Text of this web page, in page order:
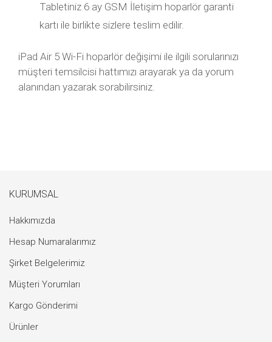
Tabletiniz 6 ay GSM İletişim hoparlör garanti
kartı ile birlikte sizlere teslim edilir.
iPad Air 5 Wi-Fi hoparlör değişimi ile ilgili sorularınızı
müşteri temsilcisi hattımızı arayarak ya da yorum
alanından yazarak sorabilirsiniz.
KURUMSAL
Hakkımızda
Hesap Numaralarımız
Şirket Belgelerimiz
Müşteri Yorumları
Kargo Gönderimi
Ürünler